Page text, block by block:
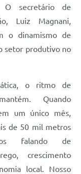
O secretário de
Luiz Magnani,
o dinamismo de
setor produtivo no
o ritmo de
Quando
um único mês,
de 50 mil metros
falando de
crescimento
local. Nosso